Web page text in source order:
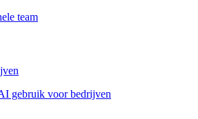
team
gebruik voor bedrijven